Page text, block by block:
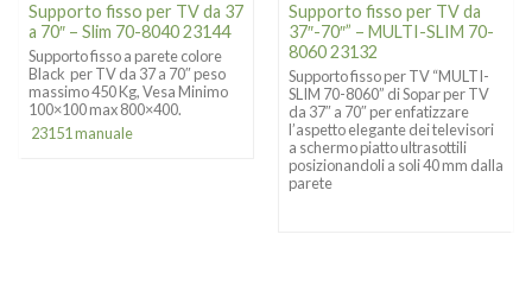
Supporto fisso per TV da 37
a 70″ – Slim 70-8040 23144
Supporto fisso a parete colore
Black per TV da 37 a 70″ peso
massimo 450 Kg, Vesa Minimo
100×100 max 800×400.
23151 manuale
Supporto fisso per TV da
37″-70″” – MULTI-SLIM 70-
8060 23132
Supporto fisso per TV “MULTI-
SLIM 70-8060” di Sopar per TV
da 37″ a 70″ per enfatizzare
l’aspetto elegante dei televisori
a schermo piatto ultrasottili
posizionandoli a soli 40 mm dalla
parete